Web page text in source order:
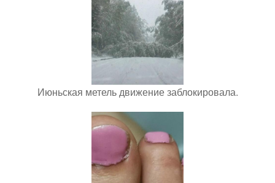
Июньская метель движение заблокировала.